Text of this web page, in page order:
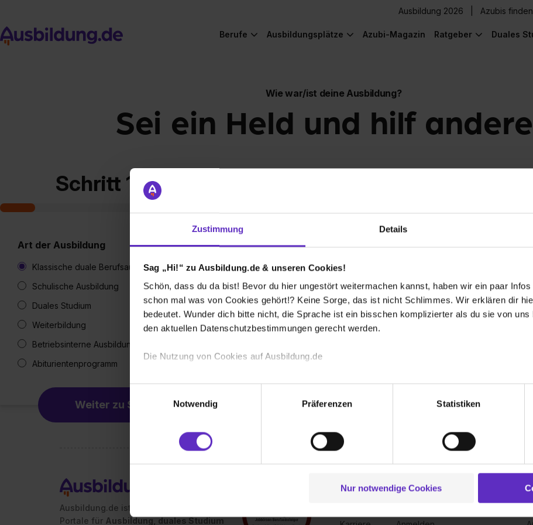
Zustimmung Details
Sag „Hi!“ zu Ausbildung.de & unseren Cookies!
Schön, dass du da bist! Bevor du hier ungestört weitermachen kannst, haben wir ein paar
schon mal was von Cookies gehört!? Keine Sorge, das ist nicht Schlimmes. Wir erklären dir
bedeutet. Wunder dich bitte nicht, die Sprache ist ein bisschen komplizierter als du sie von
den aktuellen Datenschutzbestimmungen gerecht werden.
Die Nutzung von Cookies auf Ausbildung.de
Wir verwenden Cookies zur technischen Funktion unserer Webseite („Notwendig“), um von dir
Webseite getroffenen Einstellungen zu speichern ( „Präferenzen“), die Zugriffe auf unsere
(„Statistiken“), um Informationen zu deiner Verwendung unserer Website an unsere Partner für
Partner führen diese Informationen möglicherweise mit weiteren Daten zusammen, die du
zu. . In diesem Fall sowie bei der separaten Aktivierung von „Social Media und Marketing“ bist
Einwilligungsauswahl
Notwendig
Präferenzen Statistiken
Nur notwendige Cookies
Ausbildung 2026 Azubis finden
Berufe Ausbildungsplätze Azubi-Magazin Ratgeber Duales
Wie war/ist deine Ausbildung?
Sei ein Held und hilf
Schritt 1 von 7
Art der Ausbildung
Klassische duale Berufsausbildung
Schulische Ausbildung
Duales Studium
Weiterbildung
Betriebsinterne Ausbildung
Abiturientenprogramm
Weiter zu Schritt 2
Ausbildung.de ist eines der führenden
Portale für Ausbildung, duales Studium
Über uns
Für dich